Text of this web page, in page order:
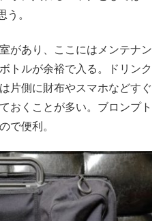
う。
があり、ここにはメンテナン
トルが余裕で入る。ドリンク
片側に財布やスマホなどすぐ
おくことが多い。ブロンプト
で便利。